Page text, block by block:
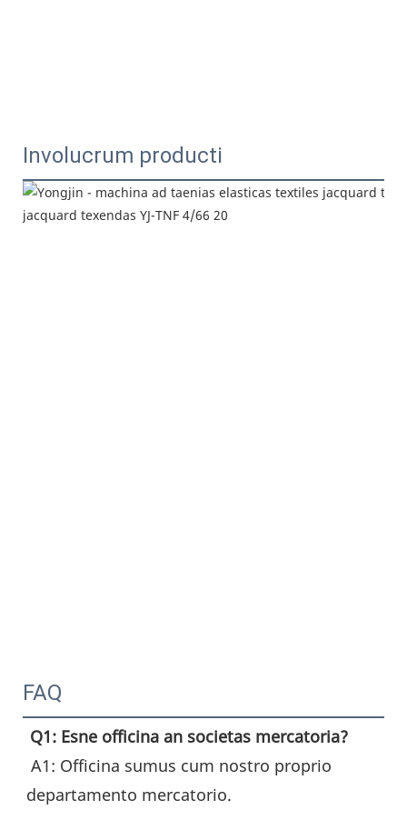
Involucrum producti
FAQ
Q1: Esne officina an societas mercatoria?
departamento mercatorio.